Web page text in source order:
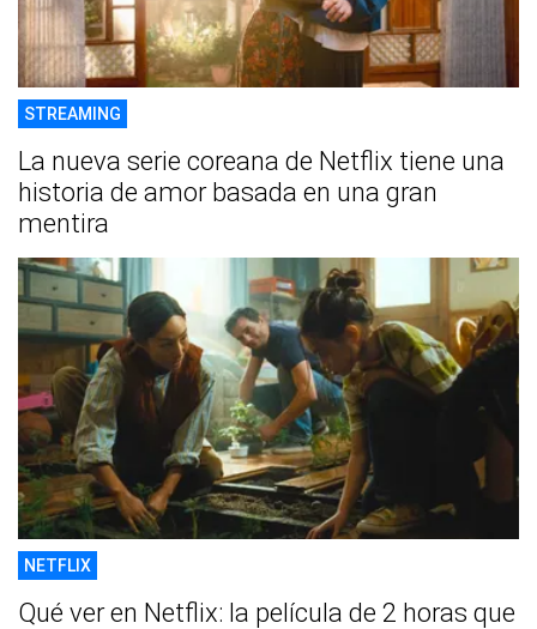
STREAMING
La nueva serie coreana de Netflix tiene una
historia de amor basada en una gran
mentira
NETFLIX
Qué ver en Netflix: la película de 2 horas que